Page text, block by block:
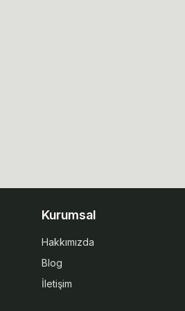
Kurumsal
Hakkımızda
Blog
İletişim